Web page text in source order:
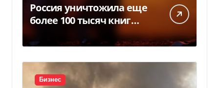
Россия уничтожила еще
более 100 тысяч книг
BookChef: что произошло
Бизнес